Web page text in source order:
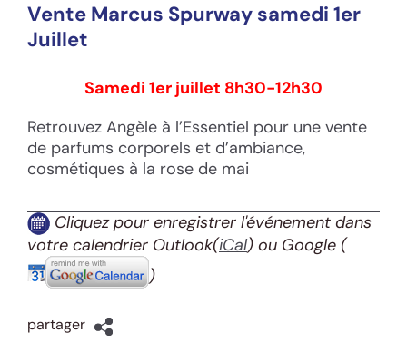
Vente Marcus Spurway samedi 1er
Juillet
Samedi 1er juillet 8h30-12h30
Retrouvez Angèle à l’Essentiel pour une vente
de parfums corporels et d’ambiance,
cosmétiques à la rose de mai
Cliquez pour enregistrer l'événement dans
votre calendrier Outlook(iCal) ou Google (
)
partager